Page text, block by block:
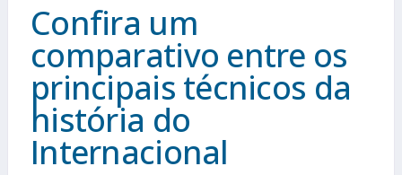
Confira um
comparativo entre os
principais técnicos da
história do
Internacional